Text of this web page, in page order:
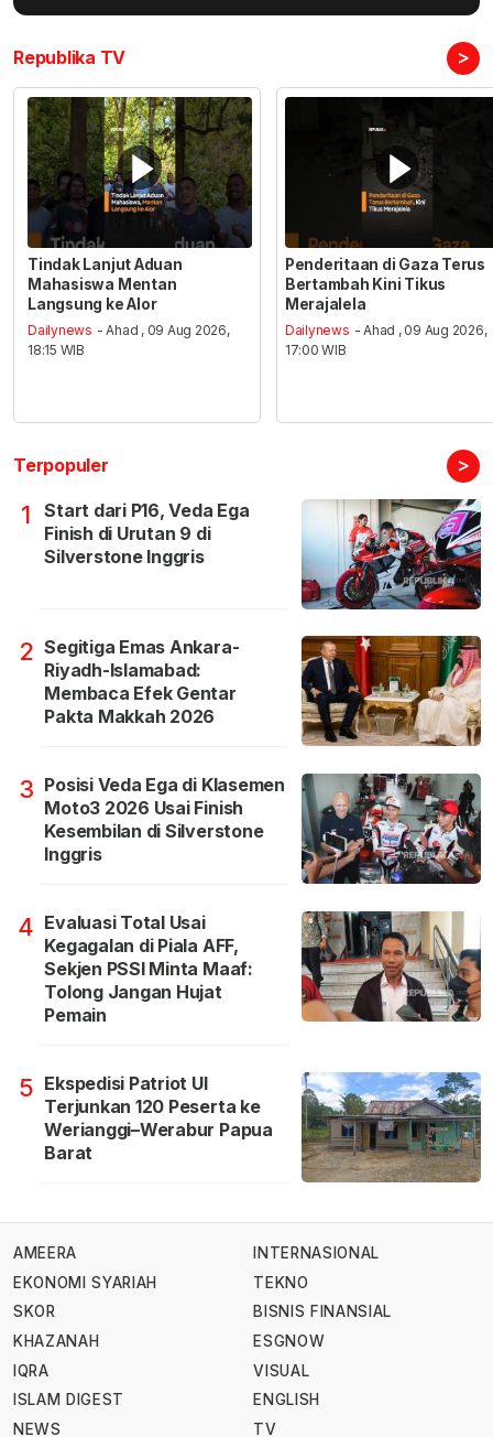
Republika TV >
Tindak Lanjut Aduan
Mahasiswa Mentan
Langsung ke Alor
Dailynews - Ahad , 09 Aug 2026,
18:15 WIB
Penderitaan di Gaza Terus
Bertambah Kini Tikus
Merajalela
Dailynews - Ahad , 09 Aug 2026,
17:00 WIB
Terpopuler >
1
Start dari P16, Veda Ega
Finish di Urutan 9 di
Silverstone Inggris
2 Segitiga Emas Ankara-
Riyadh-Islamabad:
Membaca Efek Gentar
Pakta Makkah 2026
3 Posisi Veda Ega di Klasemen
Moto3 2026 Usai Finish
Kesembilan di Silverstone
Inggris
4 Evaluasi Total Usai
Kegagalan di Piala AFF,
Sekjen PSSI Minta Maaf:
Tolong Jangan Hujat
Pemain
5 Ekspedisi Patriot UI
Terjunkan 120 Peserta ke
Werianggi–Werabur Papua
Barat
AMEERA
EKONOMI SYARIAH
SKOR
KHAZANAH
IQRA
ISLAM DIGEST
NEWS
INTERNASIONAL
TEKNO
BISNIS FINANSIAL
ESGNOW
VISUAL
ENGLISH
TV